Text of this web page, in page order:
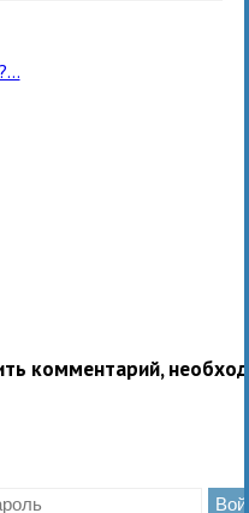
комментарий,